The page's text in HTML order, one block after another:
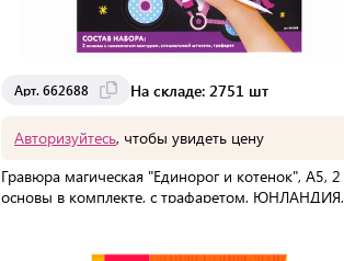
Арт. 662688 На складе: 2751 шт
Авторизуйтесь, чтобы увидеть цену
Гравюра магическая "Единорог и котенок", А5, 2
основы в комплекте, с трафаретом, ЮНЛАНДИЯ,
Мин. партия: 1 шт